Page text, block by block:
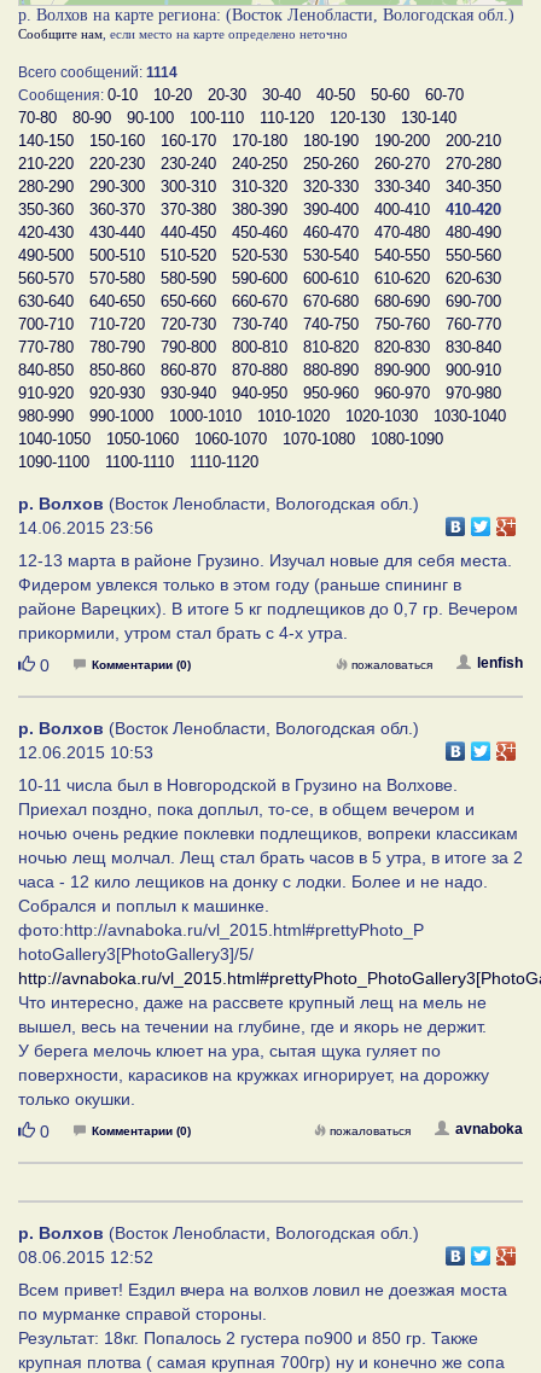
р. Волхов на карте региона: (Восток Ленобласти, Вологодская обл.)
Сообщите нам , если место на карте определено неточно
Всего сообщений: 1114
Сообщения: 0-10 10-20 20-30 30-40 40-50 50-60
60-70
70-80
80-90 90-100 100-110 110-120 120-130
130-140
140-150
150-160 160-170 170-180 180-190 190-200
200-210
210-220
220-230 230-240 240-250 250-260 260-270
270-280
280-290
290-300 300-310 310-320 320-330 330-340
340-350
350-360
360-370 370-380 380-390 390-400 400-410
410-420
420-430
430-440 440-450 450-460 460-470 470-480
480-490
490-500
500-510 510-520 520-530 530-540 540-550
550-560
560-570
570-580 580-590 590-600 600-610 610-620
620-630
630-640
640-650 650-660 660-670 670-680 680-690
690-700
700-710
710-720 720-730 730-740 740-750 750-760
760-770
770-780
780-790 790-800 800-810 810-820 820-830
830-840
840-850
850-860 860-870 870-880 880-890 890-900
900-910
910-920
920-930 930-940 940-950 950-960 960-970
970-980
980-990
990-1000 1000-1010 1010-1020 1020-1030
1030-1040
1040-1050
1050-1060 1060-1070 1070-1080
1080-1090
1090-1100
1100-1110 1110-1120
р. Волхов (Восток Ленобласти, Вологодская обл.)
14.06.2015 23:56
12-13 марта в районе Грузино. Изучал новые для себя места.
Фидером увлекся только в этом году (раньше спининг в
районе Варецких). В итоге 5 кг подлещиков до 0,7 гр. Вечером
прикормили, утром стал брать с 4-х утра.
Нравится
0 Комментарии (0) lenfish
пожаловаться
р. Волхов (Восток Ленобласти, Вологодская обл.)
12.06.2015 10:53
10-11 числа был в Новгородской в Грузино на Волхове.
Приехал поздно, пока доплыл, то-се, в общем вечером и
ночью очень редкие поклевки подлещиков, вопреки классикам
ночью лещ молчал. Лещ стал брать часов в 5 утра, в итоге за 2
часа - 12 кило лещиков на донку с лодки. Более и не надо.
Собрался и поплыл к машинке.
фото:http://avnaboka.ru/vl_2015.html#prettyPhoto_P
hotoGallery3[PhotoGallery3]/5/
http://avnaboka.ru/
Что интересно, даже на рассвете крупный лещ на мель не
вышел, весь на течении на глубине, где и якорь не держит.
У берега мелочь клюет на ура, сытая щука гуляет по
поверхности, карасиков на кружках игнорирует, на дорожку
только окушки.
Нравится
0 Комментарии (0) avnaboka
пожаловаться
р. Волхов (Восток Ленобласти, Вологодская обл.)
08.06.2015 12:52
Всем привет! Ездил вчера на волхов ловил не доезжая моста
по мурманке справой стороны.
Результат: 18кг. Попалось 2 густера по900 и 850 гр. Также
крупная плотва ( самая крупная 700гр) ну и конечно же сопа